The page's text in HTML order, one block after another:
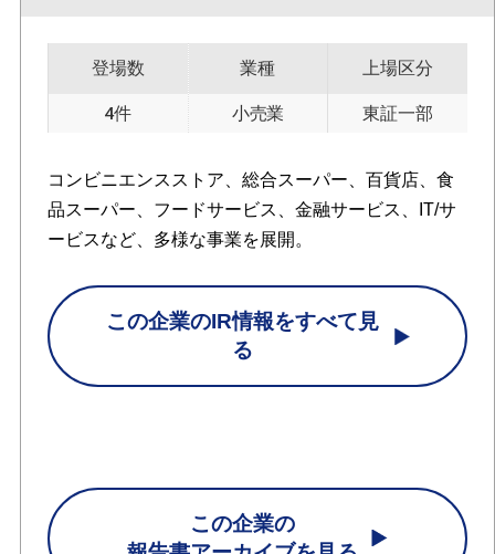
登場数
4件
業種
小売業
上場区分
東証一部
コンビニエンスストア、総合スーパー、百貨店、食
品スーパー、フードサービス、金融サービス、IT/サ
ービスなど、多様な事業を展開。
この企業のIR情報をすべて見
る
この企業の